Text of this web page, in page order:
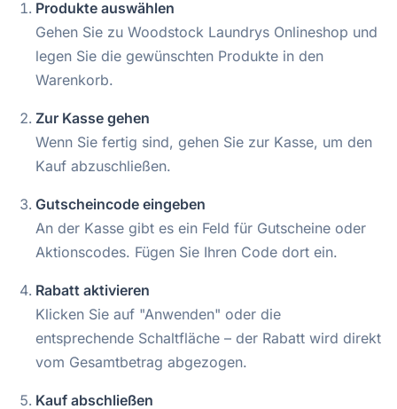
Produkte auswählen
Gehen Sie zu Woodstock Laundrys Onlineshop und
legen Sie die gewünschten Produkte in den
Warenkorb.
Zur Kasse gehen
Wenn Sie fertig sind, gehen Sie zur Kasse, um den
Kauf abzuschließen.
Gutscheincode eingeben
An der Kasse gibt es ein Feld für Gutscheine oder
Aktionscodes. Fügen Sie Ihren Code dort ein.
Rabatt aktivieren
Klicken Sie auf "Anwenden" oder die
entsprechende Schaltfläche – der Rabatt wird direkt
vom Gesamtbetrag abgezogen.
Kauf abschließen